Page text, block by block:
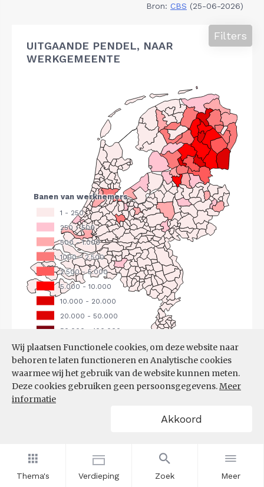
Thema's Verdieping Zoek Meer
Wij plaatsen Functionele cookies, om deze website naar
behoren te laten functioneren en Analytische cookies
waarmee wij het gebruik van de website kunnen meten.
Deze cookies gebruiken geen persoonsgegevens.Meer
informatie
Akkoord
Bron: CBS (25-06-2026)
UITGAANDE PENDEL, NAAR
WERKGEMEENTE
Filters
Bron:CBS(25-06-2026)